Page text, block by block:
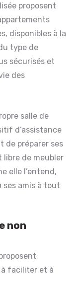
proposent
disponibles à la
type de
sécurisés et
des
salle de
d’assistance
de préparer ses
libre de meubler
elle l’entend,
ses amis à tout
non
faciliter et à